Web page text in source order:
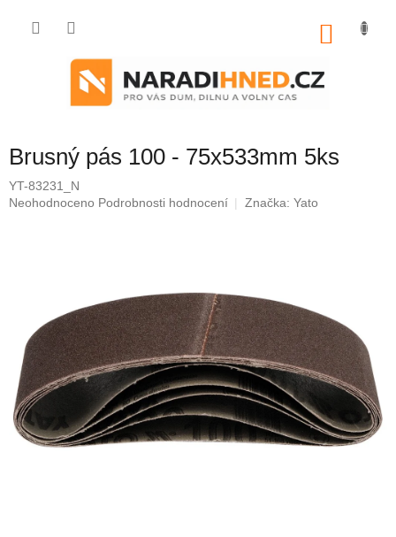
Brusný pás 100 - 75x533mm 5ks
YT-83231_N
Průměrné
hvězdiček.
Neohodnoceno Podrobnosti hodnocení Značka: Yato